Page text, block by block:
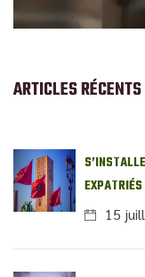
ARTICLES RÉCENTS
15